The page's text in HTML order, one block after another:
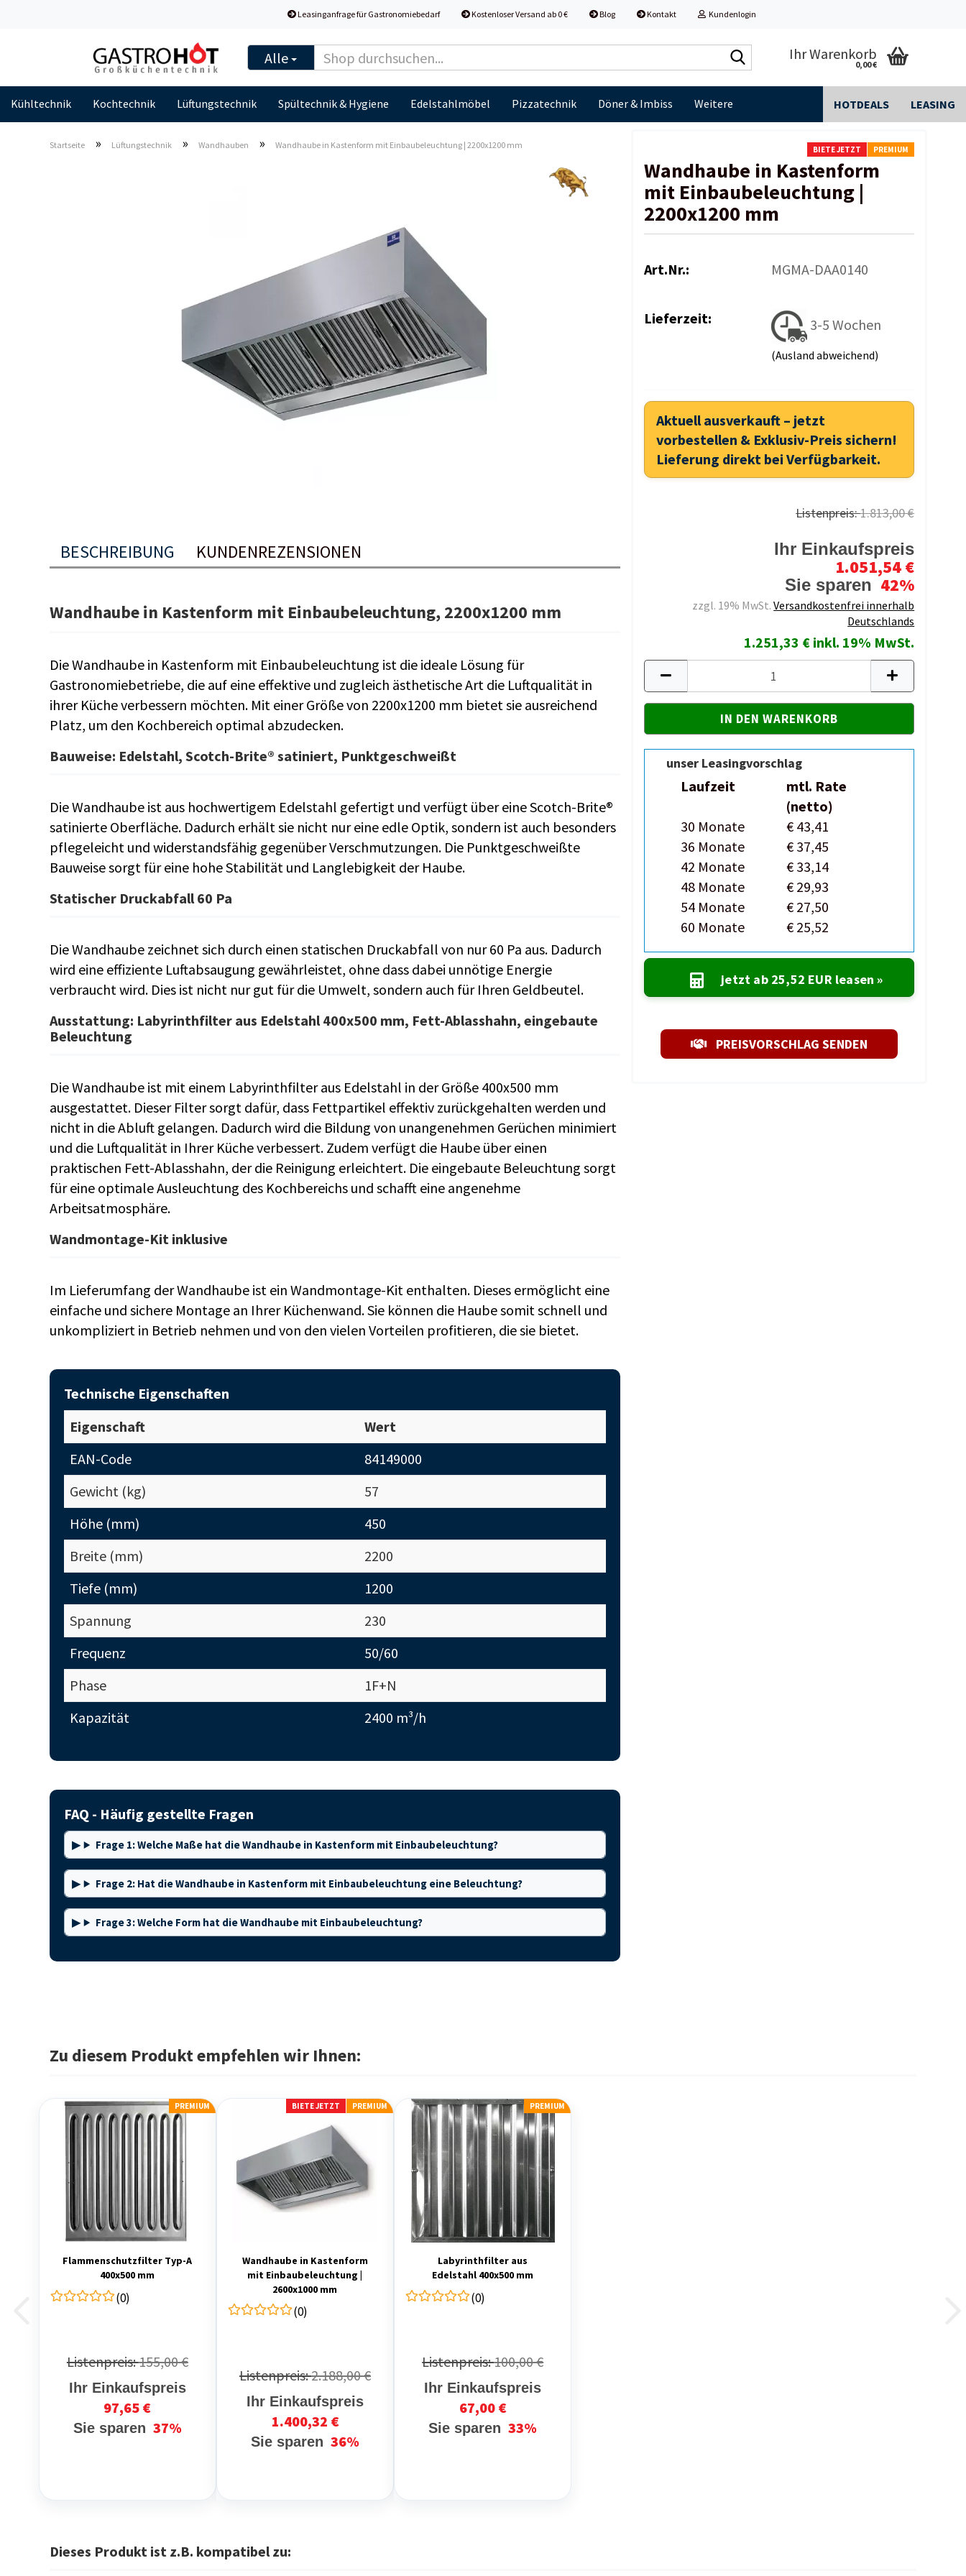
Leasinganfrage für Gastronomiebedarf Kostenloser Versand ab 0 € Blog Kontakt Kundenlogin
Alle
durchsuchen...
Ihr Warenkorb
0,00 €
Kühltechnik Kochtechnik Lüftungstechnik Spültechnik & Hygiene Edelstahlmöbel Pizzatechnik Döner & Imbiss HOTDEALS LEASING
Weitere
Startseite » Lüftungstechnik » Wandhauben » Wandhaube in Kastenform mit Einbaubeleuchtung | 2200x1200 mm BIETE JETZT PREMIUM
Wandhaube in Kastenform
mit Einbaubeleuchtung |
2200x1200 mm
Art.Nr.: MGMA-DAA0140
Lieferzeit: 3-5 Wochen
(Ausland abweichend)
Aktuell ausverkauft – jetzt
vorbestellen & Exklusiv-Preis sichern!
Lieferung direkt bei Verfügbarkeit.
Listenpreis:1.813,00 €
Ihr Einkaufspreis
1.051,54 €
Sie sparen 42%
zzgl. 19% MwSt.Versandkostenfrei innerhalb
Deutschlands
1.251,33 € inkl. 19% MwSt.
unser Leasingvorschlag
Laufzeit
mtl. Rate
(netto)
30 Monate
€ 43,41
36 Monate
€ 37,45
42 Monate
€ 33,14
48 Monate
€ 29,93
54 Monate
€ 27,50
60 Monate
€ 25,52
jetzt ab 25,52 EUR leasen »
PREISVORSCHLAG SENDEN
BESCHREIBUNG KUNDENREZENSIONEN
Wandhaube in Kastenform mit Einbaubeleuchtung, 2200x1200 mm
Die Wandhaube in Kastenform mit Einbaubeleuchtung ist die ideale Lösung für
Gastronomiebetriebe, die auf eine effektive und zugleich ästhetische Art die Luftqualität in
ihrer Küche verbessern möchten. Mit einer Größe von 2200x1200 mm bietet sie ausreichend
Platz, um den Kochbereich optimal abzudecken.
Bauweise: Edelstahl, Scotch-Brite® satiniert, Punktgeschweißt
Die Wandhaube ist aus hochwertigem Edelstahl gefertigt und verfügt über eine Scotch-Brite®
satinierte Oberfläche. Dadurch erhält sie nicht nur eine edle Optik, sondern ist auch besonders
pflegeleicht und widerstandsfähig gegenüber Verschmutzungen. Die Punktgeschweißte
Bauweise sorgt für eine hohe Stabilität und Langlebigkeit der Haube.
Statischer Druckabfall 60 Pa
Die Wandhaube zeichnet sich durch einen statischen Druckabfall von nur 60 Pa aus. Dadurch
wird eine effiziente Luftabsaugung gewährleistet, ohne dass dabei unnötige Energie
verbraucht wird. Dies ist nicht nur gut für die Umwelt, sondern auch für Ihren Geldbeutel.
Ausstattung: Labyrinthfilter aus Edelstahl 400x500 mm, Fett-Ablasshahn, eingebaute
Beleuchtung
Die Wandhaube ist mit einem Labyrinthfilter aus Edelstahl in der Größe 400x500 mm
ausgestattet. Dieser Filter sorgt dafür, dass Fettpartikel effektiv zurückgehalten werden und
nicht in die Abluft gelangen. Dadurch wird die Bildung von unangenehmen Gerüchen minimiert
und die Luftqualität in Ihrer Küche verbessert. Zudem verfügt die Haube über einen
praktischen Fett-Ablasshahn, der die Reinigung erleichtert. Die eingebaute Beleuchtung sorgt
für eine optimale Ausleuchtung des Kochbereichs und schafft eine angenehme
Arbeitsatmosphäre.
Wandmontage-Kit inklusive
Im Lieferumfang der Wandhaube ist ein Wandmontage-Kit enthalten. Dieses ermöglicht eine
einfache und sichere Montage an Ihrer Küchenwand. Sie können die Haube somit schnell und
unkompliziert in Betrieb nehmen und von den vielen Vorteilen profitieren, die sie bietet.
Technische Eigenschaften
Eigenschaft
Wert
EAN-Code
84149000
Gewicht (kg)
57
Höhe (mm)
450
Breite (mm)
2200
Tiefe (mm)
1200
Spannung
230
Frequenz
50/60
Phase
1F+N
Kapazität
2400 m³/h
FAQ - Häufig gestellte Fragen
Frage 1: Welche Maße hat die Wandhaube in Kastenform mit Einbaubeleuchtung?
Frage 2: Hat die Wandhaube in Kastenform mit Einbaubeleuchtung eine Beleuchtung?
Frage 3: Welche Form hat die Wandhaube mit Einbaubeleuchtung?
Zu diesem Produkt empfehlen wir Ihnen:
PREMIUM
Flammenschutzfilter Typ-A
400x500 mm
(0)
Listenpreis:155,00 €
Ihr Einkaufspreis
97,65 €
Sie sparen 37%
BIETE JETZT PREMIUM
Wandhaube in Kastenform
mit Einbaubeleuchtung |
2600x1000 mm
(0)
Listenpreis:2.188,00 €
Ihr Einkaufspreis
1.400,32 €
Sie sparen 36%
PREMIUM
Labyrinthfilter aus
Edelstahl 400x500 mm
(0)
Listenpreis:100,00 €
Ihr Einkaufspreis
67,00 €
Sie sparen 33%
Dieses Produkt ist z.B. kompatibel zu: